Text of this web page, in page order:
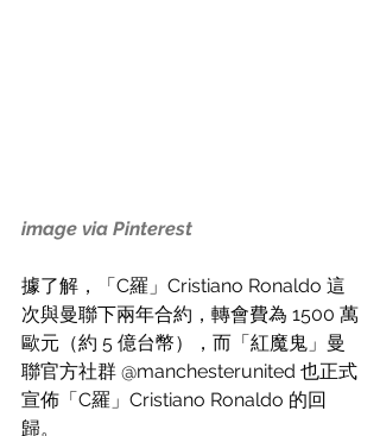
image via Pinterest
據了解，「C羅」Cristiano Ronaldo 這
次與曼聯下兩年合約，轉會費為 1500 萬
歐元（約 5 億台幣），而 「紅魔鬼」曼
聯官方社群 @manchesterunited 也正式
宣佈「C羅」Cristiano Ronaldo 的回
歸。